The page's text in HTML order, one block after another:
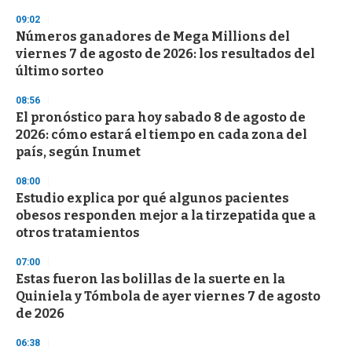
d
s
09:02
Números ganadores de Mega Millions del
viernes 7 de agosto de 2026: los resultados del
último sorteo
08:56
El pronóstico para hoy sabado 8 de agosto de
2026: cómo estará el tiempo en cada zona del
país, según Inumet
08:00
Estudio explica por qué algunos pacientes
obesos responden mejor a la tirzepatida que a
otros tratamientos
07:00
Estas fueron las bolillas de la suerte en la
Quiniela y Tómbola de ayer viernes 7 de agosto
de 2026
06:38